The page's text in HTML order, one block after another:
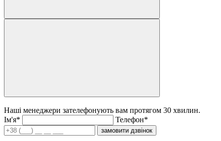
Наші менеджери зателефонують вам протягом 30 хвилин.
Iм'я*
Телефон*
замовити дзвінок